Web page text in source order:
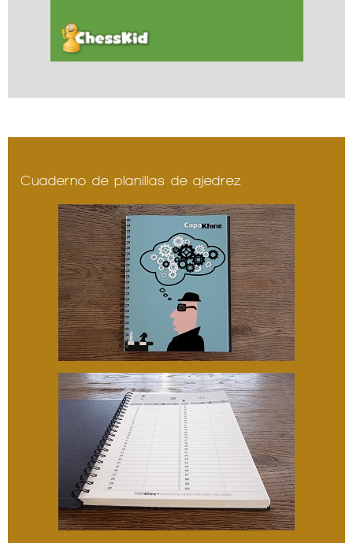
Cuaderno de planillas de ajedrez